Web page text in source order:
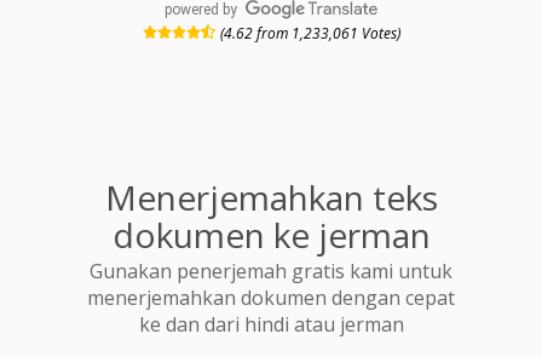
powered by
(4.62 from 1,233,061 Votes)
Menerjemahkan teks
dokumen ke jerman
Gunakan penerjemah gratis kami untuk
menerjemahkan dokumen dengan cepat
ke dan dari hindi atau jerman